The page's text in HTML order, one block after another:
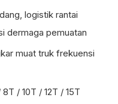
logistik rantai
dermaga pemuatan
muat truk frekuensi
/ 10T / 12T / 15T